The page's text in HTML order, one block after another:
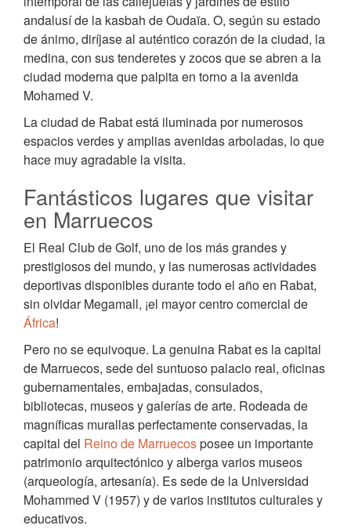
andalusí de la kasbah de Oudaïa. O, según su estado
de ánimo, diríjase al auténtico corazón de la ciudad, la
medina, con sus tenderetes y zocos que se abren a la
ciudad moderna que palpita en torno a la avenida
Mohamed V.
La ciudad de Rabat está iluminada por numerosos
espacios verdes y amplias avenidas arboladas, lo que
hace muy agradable la visita.
Fantásticos lugares que visitar
en Marruecos
El Real Club de Golf, uno de los más grandes y
prestigiosos del mundo, y las numerosas actividades
deportivas disponibles durante todo el año en Rabat,
sin olvidar Megamall, ¡el mayor centro comercial de
África!
Pero no se equivoque. La genuina Rabat es la capital
de Marruecos, sede del suntuoso palacio real, oficinas
gubernamentales, embajadas, consulados,
bibliotecas, museos y galerías de arte. Rodeada de
magníficas murallas perfectamente conservadas, la
capital del Reino de Marruecosposee un importante
patrimonio arquitectónico y alberga varios museos
(arqueología, artesanía). Es sede de la Universidad
Mohammed V (1957) y de varios institutos culturales y
educativos.